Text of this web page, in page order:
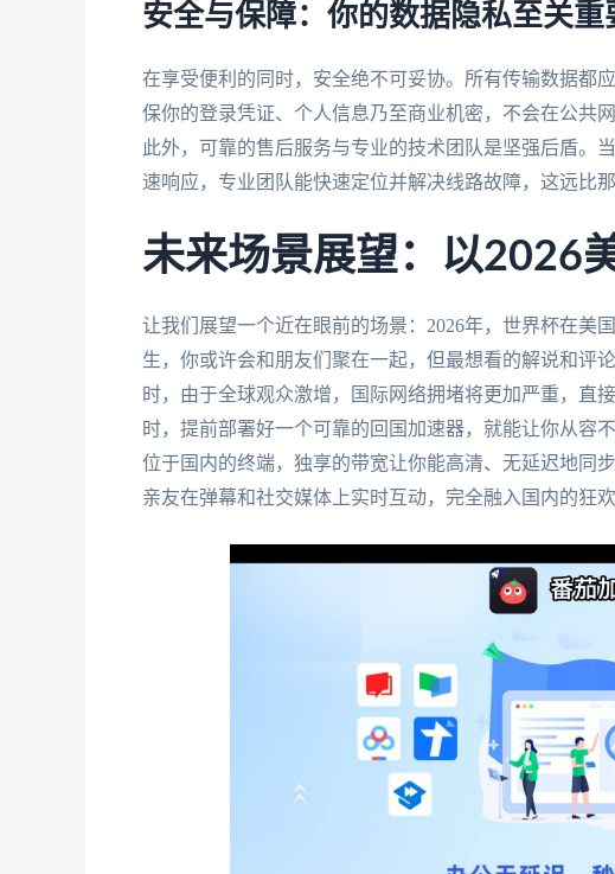
安全与保障：你的数据隐私至关重
在享受便利的同时，安全绝不可妥协。所有传输数据都
保你的登录凭证、个人信息乃至商业机密，不会在公共
此外，可靠的售后服务与专业的技术团队是坚强后盾。
速响应，专业团队能快速定位并解决线路故障，这远比
未来场景展望：以2026
让我们展望一个近在眼前的场景：2026年，世界杯在美
生，你或许会和朋友们聚在一起，但最想看的解说和评
时，由于全球观众激增，国际网络拥堵将更加严重，直
时，提前部署好一个可靠的回国加速器，就能让你从容
位于国内的终端，独享的带宽让你能高清、无延迟地同
亲友在弹幕和社交媒体上实时互动，完全融入国内的狂